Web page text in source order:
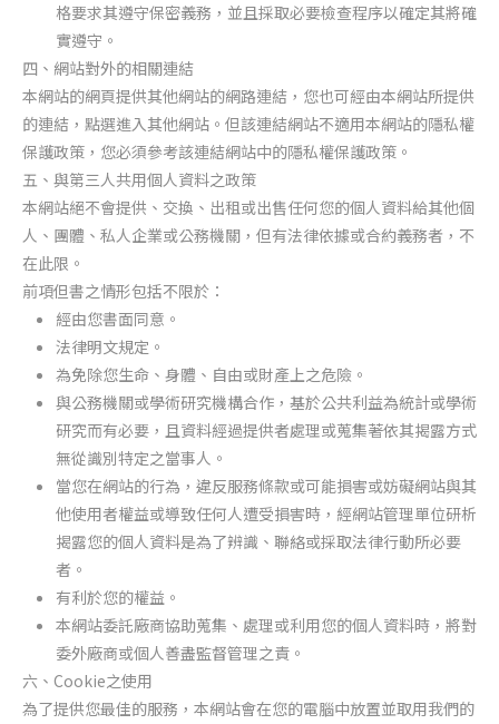
格要求其遵守保密義務，並且採取必要檢查程序以確定其將確
實遵守。
四、網站對外的相關連結
本網站的網頁提供其他網站的網路連結，您也可經由本網站所提供
的連結，點選進入其他網站。但該連結網站不適用本網站的隱私權
保護政策，您必須參考該連結網站中的隱私權保護政策。
五、與第三人共用個人資料之政策
本網站絕不會提供、交換、出租或出售任何您的個人資料給其他個
人、團體、私人企業或公務機關，但有法律依據或合約義務者，不
在此限。
前項但書之情形包括不限於：
經由您書面同意。
法律明文規定。
為免除您生命、身體、自由或財產上之危險。
與公務機關或學術研究機構合作，基於公共利益為統計或學術
研究而有必要，且資料經過提供者處理或蒐集著依其揭露方式
無從識別特定之當事人。
當您在網站的行為，違反服務條款或可能損害或妨礙網站與其
他使用者權益或導致任何人遭受損害時，經網站管理單位研析
揭露您的個人資料是為了辨識、聯絡或採取法律行動所必要
者。
有利於您的權益。
本網站委託廠商協助蒐集、處理或利用您的個人資料時，將對
委外廠商或個人善盡監督管理之責。
六、Cookie之使用
為了提供您最佳的服務，本網站會在您的電腦中放置並取用我們的